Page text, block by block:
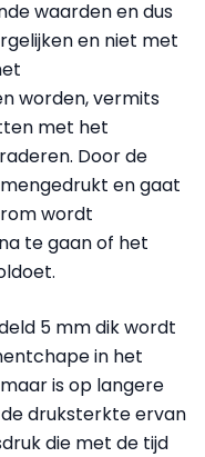
waarden en dus
en niet met
worden, vermits
met het
Door de
en gaat
wordt
te gaan of het
5 mm dik wordt
in het
is op langere
druksterkte ervan
die met de tijd